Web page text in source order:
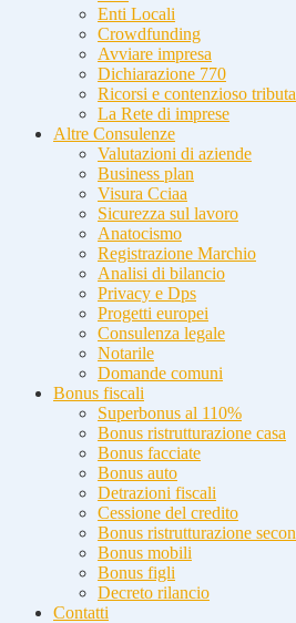
Enti Locali
Crowdfunding
Avviare impresa
Dichiarazione 770
Ricorsi e contenzioso
La Rete di imprese
Altre Consulenze
Valutazioni di aziende
Business plan
Visura Cciaa
Sicurezza sul lavoro
Anatocismo
Registrazione Marchio
Analisi di bilancio
Privacy e Dps
Progetti europei
Consulenza legale
Notarile
Domande comuni
Bonus fiscali
Superbonus al 110%
Bonus ristrutturazione casa
Bonus facciate
Bonus auto
Detrazioni fiscali
Cessione del credito
Bonus ristrutturazione
Bonus mobili
Bonus figli
Decreto rilancio
Contatti